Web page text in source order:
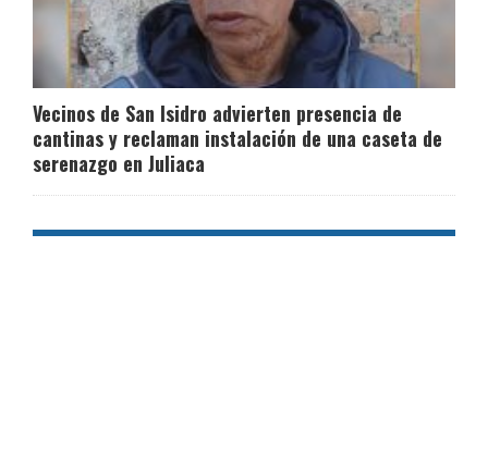
Vecinos de San Isidro advierten presencia de
cantinas y reclaman instalación de una caseta de
serenazgo en Juliaca